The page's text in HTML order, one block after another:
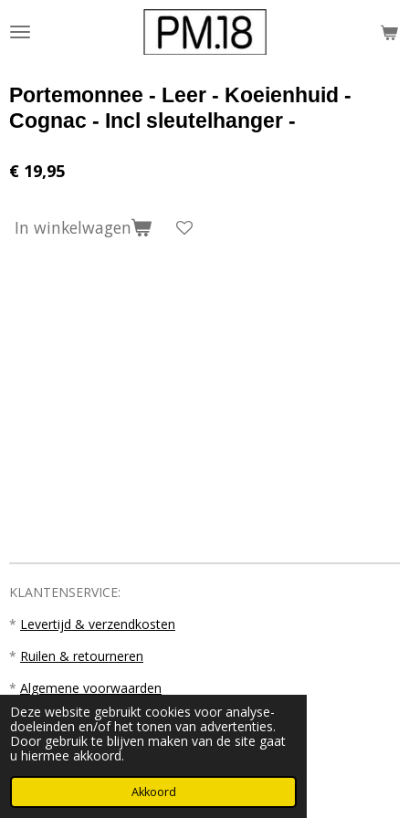
Deze website gebruikt cookies voor analyse-
doeleinden en/of het tonen van advertenties.
Door gebruik te blijven maken van de site gaat
u hiermee akkoord.
Akkoord
direct
hoofdinhoud
Portemonnee - Leer - Koeienhuid -
Cognac - Incl sleutelhanger -
€ 19,95
In winkelwagen
KLANTENSERVICE:
* Levertijd & verzendkosten
* Ruilen & retourneren
* Algemene voorwaarden